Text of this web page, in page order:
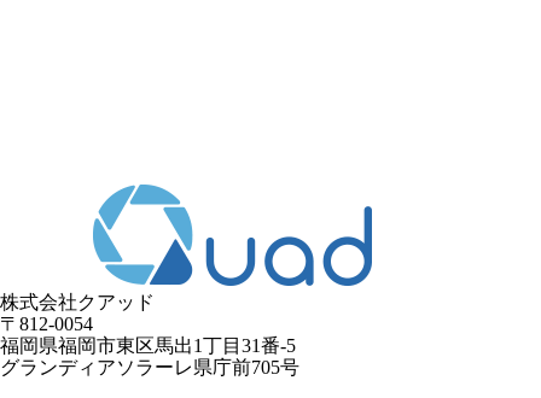
株式会社クアッド
〒812-0054
​福岡県福岡市東区馬出1丁目31番-5
グランディアソラーレ県庁前705号